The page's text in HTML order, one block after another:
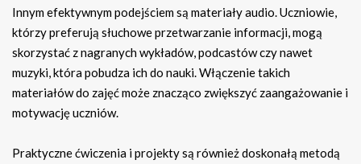
Innym efektywnym podejściem są materiały audio. Uczniowie,
którzy preferują słuchowe przetwarzanie informacji, mogą
skorzystać z nagranych wykładów, podcastów czy nawet
muzyki, która pobudza ich do nauki. Włączenie takich
materiałów do zajęć może znacząco zwiększyć zaangażowanie i
motywację uczniów.
Praktyczne ćwiczenia i projekty są również doskonałą metodą